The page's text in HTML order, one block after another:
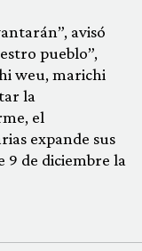
avisó
pueblo”,
weu, marichi
la
el
expande sus
9 de diciembre la